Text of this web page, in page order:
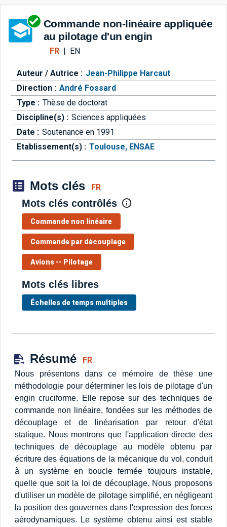
Aller directement à la barre
Commande non-linéaire appliquée
au pilotage d'un engin
FR| EN
Auteur / Autrice : Jean-Philippe Harcaut
Direction : André Fossard
Type : Thèse de doctorat
Discipline(s) : Sciences appliquées
Date : Soutenance en 1991
Etablissement(s) : Toulouse, ENSAE
Mots clés FR
Mots clés contrôlés
Commande non linéaire
Commande par découplage
Avions -- Pilotage
Mots clés libres
Échelles de temps multiples
Résumé FR
Nous présentons dans ce mémoire de thèse une
méthodologie pour déterminer les lois de pilotage d'un
engin cruciforme. Elle repose sur des techniques de
commande non linéaire, fondées sur les méthodes de
découplage et de linéarisation par retour d'état
statique. Nous montrons que l'application directe des
techniques de découplage au modèle obtenu par
écriture des équations de la mécanique du vol, conduit
à un système en boucle fermée toujours instable,
quelle que soit la loi de découplage. Nous proposons
d'utiliser un modèle de pilotage simplifié, en négligeant
la position des gouvernes dans l'expression des forces
aérodynamiques. Le système obtenu ainsi est stable